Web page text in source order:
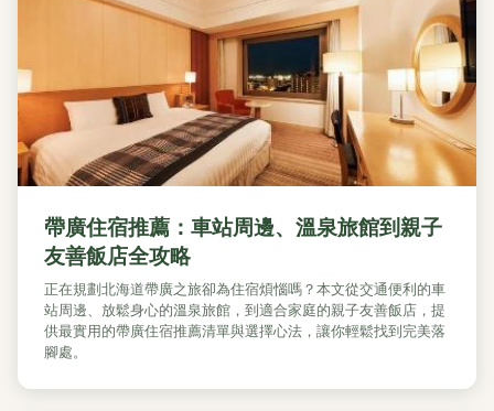
帶廣住宿推薦：車站周邊、溫泉旅館到親子
友善飯店全攻略
正在規劃北海道帶廣之旅卻為住宿煩惱嗎？本文從交通便利的車
站周邊、放鬆身心的溫泉旅館，到適合家庭的親子友善飯店，提
供最實用的帶廣住宿推薦清單與選擇心法，讓你輕鬆找到完美落
腳處。